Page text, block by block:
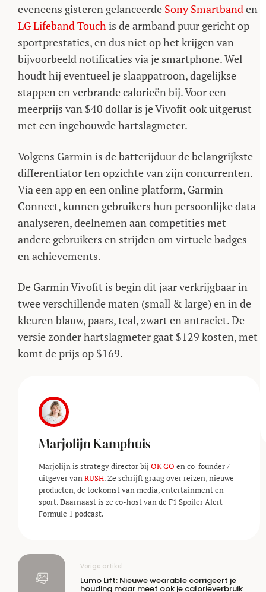
eveneens gisteren gelanceerde Sony Smartbanden
LG Lifeband Touchis de armband puur gericht op
sportprestaties, en dus niet op het krijgen van
bijvoorbeeld notificaties via je smartphone. Wel
houdt hij eventueel je slaappatroon, dagelijkse
stappen en verbrande calorieën bij. Voor een
meerprijs van $40 dollar is je Vivofit ook uitgerust
met een ingebouwde hartslagmeter.
Volgens Garmin is de batterijduur de belangrijkste
differentiator ten opzichte van zijn concurrenten.
Via een app en een online platform, Garmin
Connect, kunnen gebruikers hun persoonlijke data
analyseren, deelnemen aan competities met
andere gebruikers en strijden om virtuele badges
en achievements.
De Garmin Vivofit is begin dit jaar verkrijgbaar in
twee verschillende maten (small & large) en in de
kleuren blauw, paars, teal, zwart en antraciet. De
versie zonder hartslagmeter gaat $129 kosten, met
komt de prijs op $169.
Marjolijn Kamphuis
Marjolijn is strategy director bij OK GO en co-founder /
uitgever vanRUSH. Ze schrijft graag over reizen, nieuwe
producten, de toekomst van media, entertainment en
sport. Daarnaast is ze co-host van de F1 Spoiler Alert
Formule 1 podcast.
Vorige artikel
Lumo Lift: Nieuwe wearable corrigeert je
houding maar meet ook je calorieverbruik